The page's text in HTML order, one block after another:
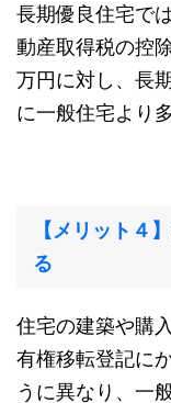
長期優良住宅で
動産取得税の控
万円に対し、長
に一般住宅より
【メリット４
る
住宅の建築や購
有権移転登記に
うに異なり、一